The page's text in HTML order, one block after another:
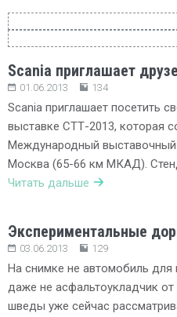
Scania приглашает
01.06.2013 134
Scania приглашает посетить
выставке СТТ-2013, которая
Международный выставочный
Москва (65-66 км МКАД).
Читать дальше
Экспериментальные
03.06.2013 129
На снимке не автомобиль для
даже не асфальтоукладчик
шведы уже сейчас